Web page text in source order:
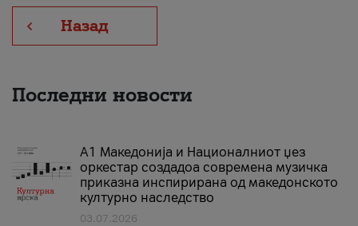
Назад
Последни новости
А1 Македонија и Националниот џез
оркестар создадоа современа музичка
приказна инспирирана од македонското
културно наследство
03.07.2026